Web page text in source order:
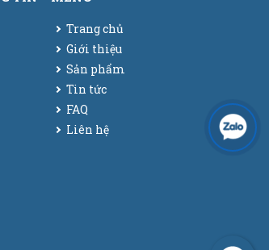
Trang chủ
Giới thiệu
Sản phẩm
Tin tức
FAQ
Liên hệ